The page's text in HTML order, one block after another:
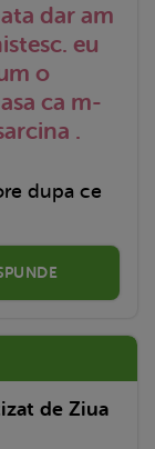
dar am
eu
o
ca m-
.
dupa ce
de Ziua